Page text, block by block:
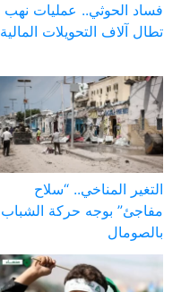
فساد الحوثي.. عمليات نهب
تطال آلاف التحويلات المالية
التغير المناخي.. “سلاح
مفاجئ” بوجه حركة الشباب
بالصومال